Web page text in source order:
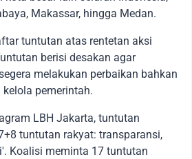
Makassar, hingga Medan.
tuntutan atas rentetan aksi
berisi desakan agar
melakukan perbaikan bahkan
pemerintah.
LBH Jakarta, tuntutan
tuntutan rakyat: transparansi,
Koalisi meminta 17 tuntutan